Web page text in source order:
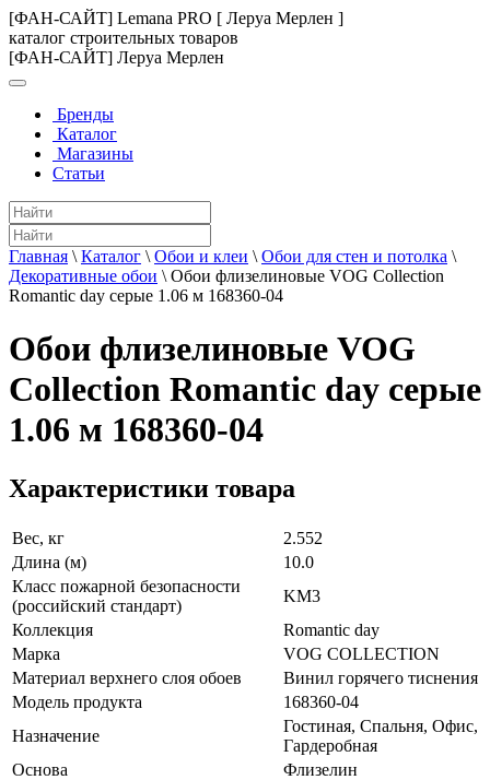
[ФАН-САЙТ] Lemana PRO [ Леруа Мерлен ]
каталог строительных товаров
[ФАН-САЙТ] Леруа Мерлен
Бренды
Каталог
Магазины
Статьи
Главная \ Каталог \ Обои и клеи \ Обои для стен и потолка \
Декоративные обои \ Обои флизелиновые VOG Collection
Romantic day серые 1.06 м 168360-04
Обои флизелиновые VOG
Collection Romantic day серые
1.06 м 168360-04
Характеристики товара
Вес, кг
2.552
Длина (м)
10.0
Класс пожарной безопасности
(российский стандарт)
KM3
Коллекция
Romantic day
Марка
VOG COLLECTION
Материал верхнего слоя обоев
Винил горячего тиснения
Модель продукта
168360-04
Назначение
Гостиная, Спальня, Офис,
Гардеробная
Основа
Флизелин